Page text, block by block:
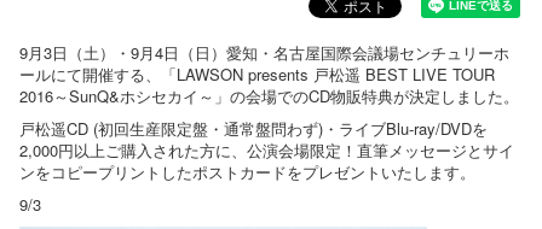
9月3日（土）・9月4日（日）愛知・名古屋国際会議場センチュリーホ
ールにて開催する、「LAWSON presents 戸松遥 BEST LIVE TOUR
2016～SunQ&ホシセカイ～」の会場でのCD物販特典が決定しました。
戸松遥CD (初回生産限定盤・通常盤問わず)・ライブBlu-ray/DVDを
2,000円以上ご購入された方に、公演会場限定！直筆メッセージとサイ
ンをコピープリントしたポストカードをプレゼントいたします。
9/3